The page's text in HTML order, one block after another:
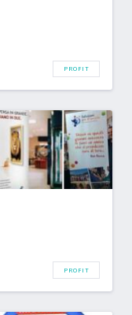
PROFIT
PROFIT